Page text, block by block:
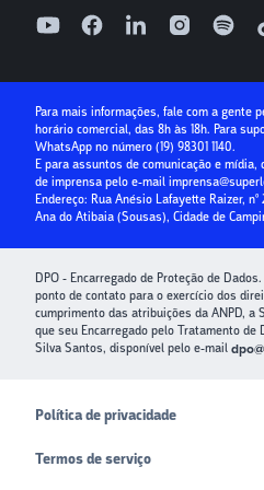
Superlógica IA
Crédito para Condomínios
Paybox
Seg à Sex, das 9h às 18h, exceto
Para mais informações, fale com a gente
horário comercial, das 8h às 18h. Para
WhatsApp no número (19) 98301 1140.
E para assuntos de comunicação e
de imprensa pelo e-mail
Endereço: Rua Anésio Lafayette Raizer, nº
Ana do Atibaia (Sousas), Cidade de
DPO - Encarregado de Proteção de
ponto de contato para o exercício dos
cumprimento das atribuições da ANPD, a
que seu Encarregado pelo Tratamento
Silva Santos, disponível pelo e-mail
Política de privacidade
Termos de serviço